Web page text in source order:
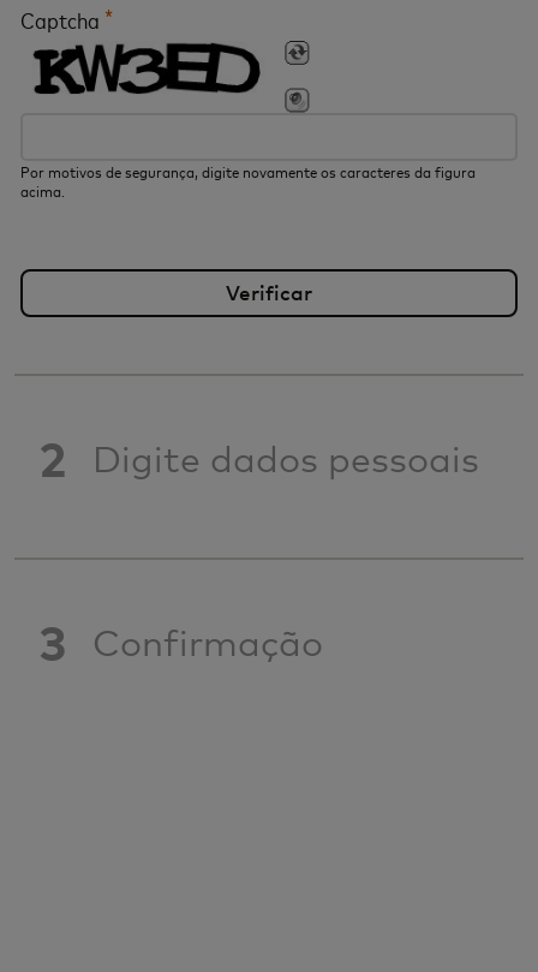
Captcha *
Por motivos de segurança, digite novamente os caracteres da figura
acima.
2 Digite dados pessoais
3 Confirmação